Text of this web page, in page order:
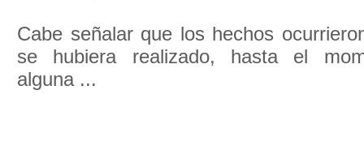
Cabe señalar que los hechos
se hubiera realizado, hasta el
alguna ...